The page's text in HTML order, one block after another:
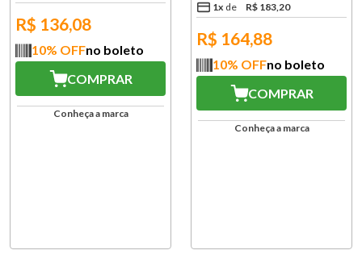
R$ 136,08
10% OFFno boleto
COMPRAR
Conheça a marca
1x R$ 183,20
R$ 164,88
10% OFFno boleto
COMPRAR
Conheça a marca